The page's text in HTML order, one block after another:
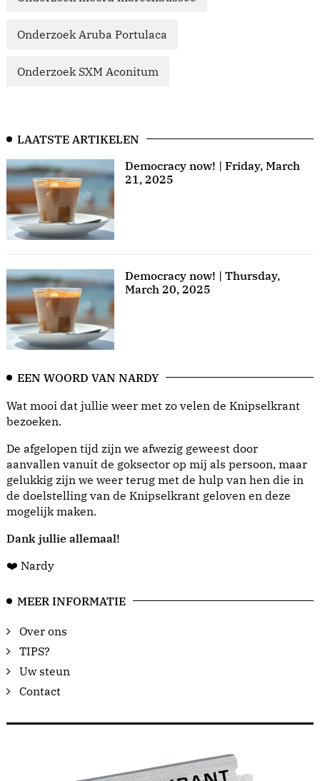
Onderzoek Aruba Portulaca
Onderzoek SXM Aconitum
LAATSTE ARTIKELEN
Democracy now! | Friday, March
21, 2025
Democracy now! | Thursday,
March 20, 2025
EEN WOORD VAN NARDY
Wat mooi dat jullie weer met zo velen de Knipselkrant
bezoeken.
De afgelopen tijd zijn we afwezig geweest door
aanvallen vanuit de goksector op mij als persoon, maar
gelukkig zijn we weer terug met de hulp van hen die in
de doelstelling van de Knipselkrant geloven en deze
mogelijk maken.
Dank jullie allemaal!
❤️ Nardy
MEER INFORMATIE
Over ons
TIPS?
Uw steun
Contact